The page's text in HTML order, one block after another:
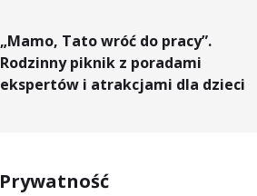
„Mamo, Tato wróć do pracy”.
Rodzinny piknik z poradami
ekspertów i atrakcjami dla dzieci
Prywatność